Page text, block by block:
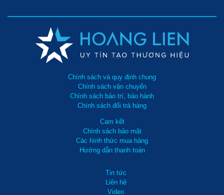
Chính sách và quy định chung
Chính sách vận chuyển
Chính sách bảo trì, bảo hành
Chính sách đổi trả hàng
Cam kết
Chính sách bảo mật
Các hình thức mua hàng
Hướng dẫn thanh toán
Tin tức
Liên hệ
Video